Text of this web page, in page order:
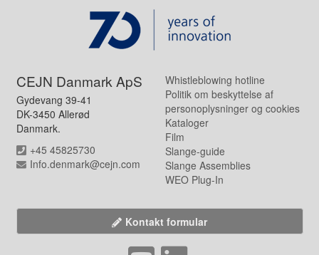
CEJN Danmark ApS
Gydevang 39-41
DK-3450 Allerød
Danmark.
+45 45825730
Info.denmark@cejn.com
Whistleblowing hotline
Politik om beskyttelse af
personoplysninger og cookies
Kataloger
Film
Slange-guide
Slange Assemblies
WEO Plug-In
Kontakt formular